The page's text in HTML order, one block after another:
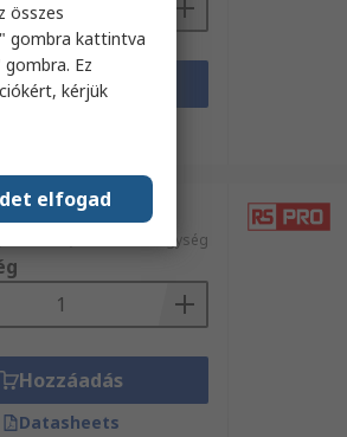
Hozzáadás
egység)
15 101 Ft/egység
Hozzáadás
Datasheets
összes
gombra kattintva
Ez
kérjük
elfogad